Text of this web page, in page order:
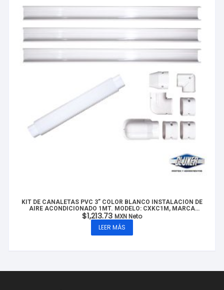
KIT DE CANALETAS PVC 3” COLOR BLANCO INSTALACIÓN DE
AIRE ACONDICIONADO 1MT. MODELO: CXKC1M, MARCA
CLUXER
$1,213.73 MXN Neto
LEER MÁS